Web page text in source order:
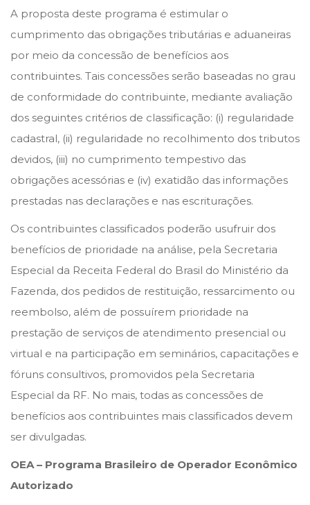
A proposta deste programa é estimular o
cumprimento das obrigações tributárias e aduaneiras
por meio da concessão de benefícios aos
contribuintes. Tais concessões serão baseadas no grau
de conformidade do contribuinte, mediante avaliação
dos seguintes critérios de classificação: (i) regularidade
cadastral, (ii) regularidade no recolhimento dos tributos
devidos, (iii) no cumprimento tempestivo das
obrigações acessórias e (iv) exatidão das informações
prestadas nas declarações e nas escriturações.
Os contribuintes classificados poderão usufruir dos
benefícios de prioridade na análise, pela Secretaria
Especial da Receita Federal do Brasil do Ministério da
Fazenda, dos pedidos de restituição, ressarcimento ou
reembolso, além de possuírem prioridade na
prestação de serviços de atendimento presencial ou
virtual e na participação em seminários, capacitações e
fóruns consultivos, promovidos pela Secretaria
Especial da RF. No mais, todas as concessões de
benefícios aos contribuintes mais classificados devem
ser divulgadas.
OEA – Programa Brasileiro de Operador Econômico
Autorizado